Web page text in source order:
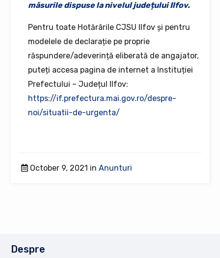
măsurile dispuse la nivelul județului Ilfov.
Pentru toate Hotărârile CJSU Ilfov și pentru
modelele de declarație pe proprie
răspundere/adeverință eliberată de angajator,
puteți accesa pagina de internet a Instituției
Prefectului – Județul Ilfov:
https://if.prefectura.mai.gov.ro/despre-
noi/situatii-de-urgenta/
October 9, 2021 inAnunturi
Despre